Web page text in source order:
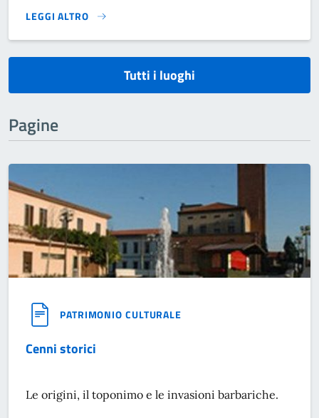
LEGGI ALTRO
}
Tutti i luoghi
Pagine
PATRIMONIO CULTURALE
Cenni storici
Le origini, il toponimo e le invasioni barbariche.